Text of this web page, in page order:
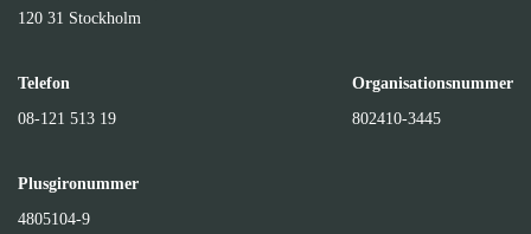
120 31 Stockholm
Telefon
08-121 513 19
Organisationsnummer
802410-3445
Plusgironummer
4805104-9